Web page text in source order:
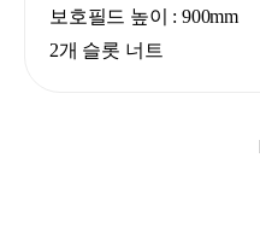
보호필드 높이 : 900mm
2개 슬롯 너트